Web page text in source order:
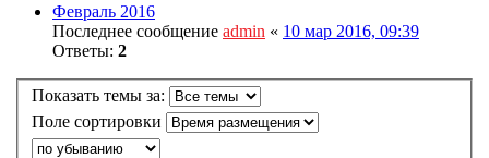
Февраль 2016
Последнее сообщение admin « 10 мар 2016, 09:39
Ответы: 2
Показать темы за:
Поле сортировки